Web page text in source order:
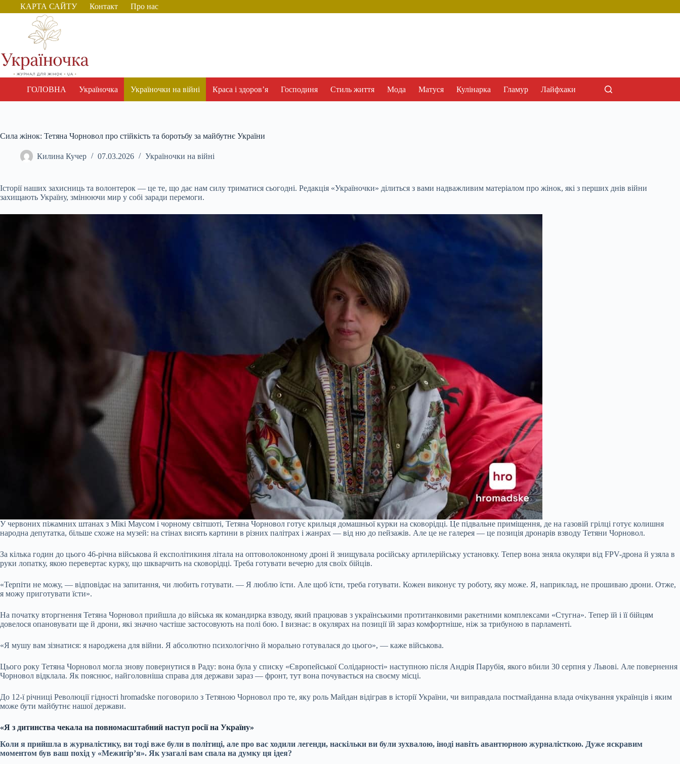
Перейти
до
КАРТА САЙТУ Контакт Про нас
ГОЛОВНА Україночка Україночки на війні Краса і здоров’я Господиня Стиль життя Мода Матуся Кулінарка Гламур Лайфхаки
Сила жінок: Тетяна Чорновол про стійкість та боротьбу за майбутнє України
Килина Кучер 07.03.2026 Україночки на війні
Історії наших захисниць та волонтерок — це те, що дає нам силу триматися сьогодні. Редакція «Україночки» ділиться з вами надважливим матеріалом про жінок, які з перших днів війни
захищають Україну, змінюючи мир у собі заради перемоги.
У червоних піжамних штанах з Мікі Маусом і чорному світшоті, Тетяна Чорновол готує крильця домашньої курки на сковорідці. Це підвальне приміщення, де на газовій грілці готує колишня
народна депутатка, більше схоже на музей: на стінах висять картини в різних палітрах і жанрах — від ню до пейзажів. Але це не галерея — це позиція дронарів взводу Тетяни Чорновол.
За кілька годин до цього 46-річна військова й експолітикиня літала на оптоволоконному дроні й знищувала російську артилерійську установку. Тепер вона зняла окуляри від FPV-дрона й узяла в
руки лопатку, якою перевертає курку, що шкварчить на сковорідці. Треба готувати вечерю для своїх бійців.
«Терпіти не можу, — відповідає на запитання, чи любить готувати. — Я люблю їсти. Але щоб їсти, треба готувати. Кожен виконує ту роботу, яку може. Я, наприклад, не прошиваю дрони. Отже,
я можу приготувати їсти».
На початку вторгнення Тетяна Чорновол прийшла до війська як командирка взводу, який працював з українськими протитанковими ракетними комплексами «Стугна». Тепер їй і її бійцям
довелося опановувати ще й дрони, які значно частіше застосовують на полі бою. І визнає: в окулярах на позиції їй зараз комфортніше, ніж за трибуною в парламенті.
«Я мушу вам зізнатися: я народжена для війни. Я абсолютно психологічно й морально готувалася до цього», — каже військова.
Цього року Тетяна Чорновол могла знову повернутися в Раду: вона була у списку «Європейської Солідарності» наступною після Андрія Парубія, якого вбили 30 серпня у Львові. Але повернення
Чорновол відклала. Як пояснює, найголовніша справа для держави зараз — фронт, тут вона почувається на своєму місці.
До 12-ї річниці Революції гідності hromadske поговорило з Тетяною Чорновол про те, яку роль Майдан відіграв в історії України, чи виправдала постмайданна влада очікування українців і яким
може бути майбутнє нашої держави.
«Я з дитинства чекала на повномасштабний наступ росії на Україну»
Коли я прийшла в журналістику, ви тоді вже були в політиці, але про вас ходили легенди, наскільки ви були зухвалою, іноді навіть авантюрною журналісткою. Дуже яскравим
моментом був ваш похід у «Межигір’я». Як узагалі вам спала на думку ця ідея?